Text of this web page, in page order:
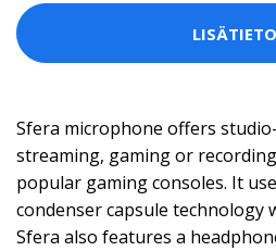
Sfera microphone offers
streaming, gaming or
popular gaming consoles. It
condenser capsule technology
Sfera also features a